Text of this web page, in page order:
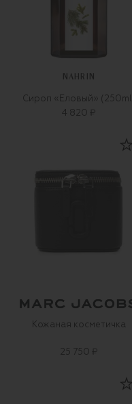
NAHRIN
Сироп «Еловый» (250ml)
4 820 ₽
Кожаная косметичка
25 750 ₽